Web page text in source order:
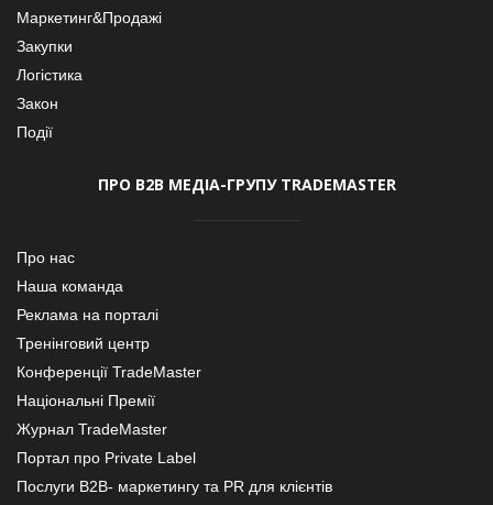
Маркетинг&Продажі
Закупки
Логістика
Закон
Події
ПРО В2В МЕДІА-ГРУПУ TRADEMASTER
Про нас
Наша команда
Реклама на порталі
Тренінговий центр
Конференції TradeMaster
Національні Премії
Журнал TradeMaster
Портал про Private Label
Послуги В2В- маркетингу та PR для клієнтів